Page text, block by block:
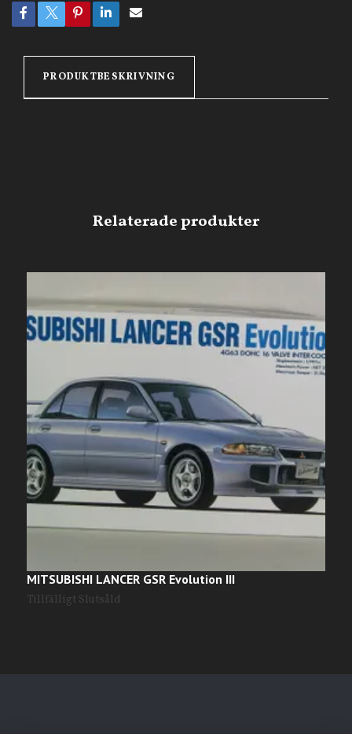
PRODUKTBESKRIVNING
MITSUBISHI LANCER GSR Evolution III
Tillfälligt Slutsåld